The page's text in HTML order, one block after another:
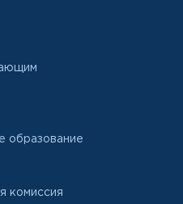
образование
комиссия